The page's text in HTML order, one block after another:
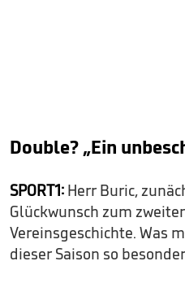
Double? „Ein
SPORT1: Herr Buric,
Glückwunsch zum
Vereinsgeschichte. Was
dieser Saison so